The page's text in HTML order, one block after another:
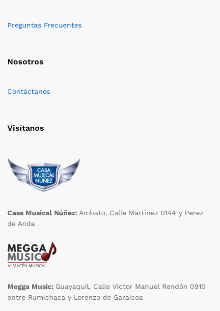
Preguntas Frecuentes
Nosotros
Contáctanos
Visítanos
Casa Musical Núñez: Ambato, Calle Martinez 0144 y Perez
de Anda
Megga Music: Guayaquil, Calle Víctor Manuel Rendón 0910
entre Rumichaca y Lorenzo de Garaicoa